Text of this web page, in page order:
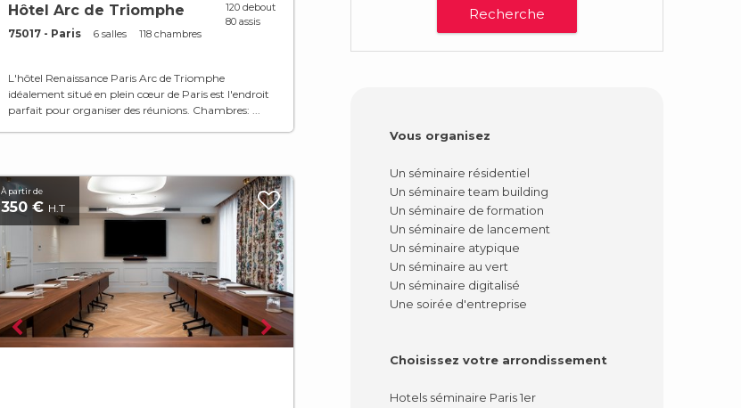
Hôtel Arc de Triomphe
75017 - Paris 6 salles 118 chambres
120 debout
80 assis
L'hôtel Renaissance Paris Arc de Triomphe
idéalement situé en plein cœur de Paris est l'endroit
parfait pour organiser des réunions. Chambres: ...
À partir de
350 € H.T
Vous organisez
Un séminaire résidentiel
Un séminaire team building
Un séminaire de formation
Un séminaire de lancement
Un séminaire atypique
Un séminaire au vert
Un séminaire digitalisé
Une soirée d'entreprise
Choisissez votre arrondissement
Hotels séminaire Paris 1er